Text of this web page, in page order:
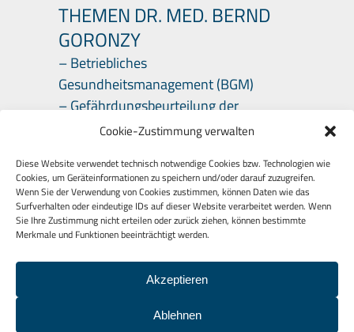
Cookie-Zustimmung verwalten
Diese Website verwendet technisch notwendige Cookies bzw. Technologien wie
Cookies, um Geräteinformationen zu speichern und/oder darauf zuzugreifen.
Wenn Sie der Verwendung von Cookies zustimmen, können Daten wie das
Surfverhalten oder eindeutige IDs auf dieser Website verarbeitet werden. Wenn
Sie Ihre Zustimmung nicht erteilen oder zurück ziehen, können bestimmte
Merkmale und Funktionen beeinträchtigt werden.
Akzeptieren
Ablehnen
THEMEN DR. MED. BERND
GORONZY
– Betriebliches
Gesundheitsmanagement (BGM)
– Gefährdungsbeurteilung der
psychischen Belastungen
Organisationsentwicklung Gesunde